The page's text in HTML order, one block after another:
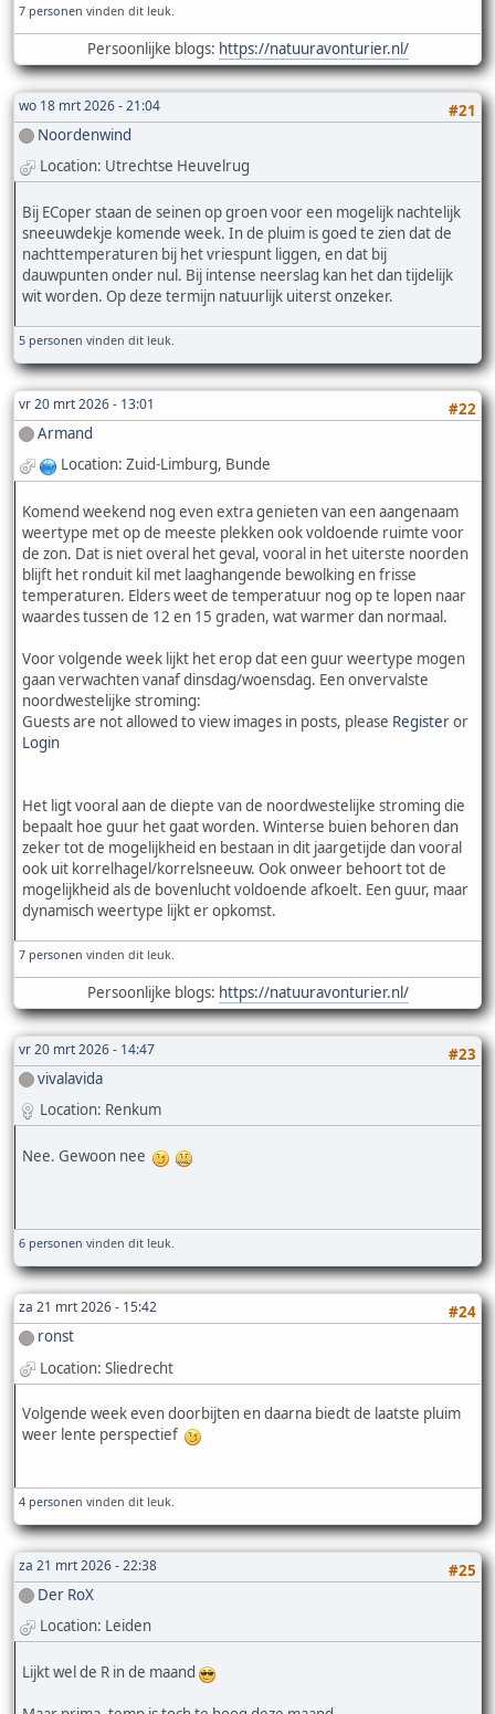
7 personen vinden dit leuk.
Persoonlijke blogs: https://natuuravonturier.nl/
wo 18 mrt 2026 - 21:04
#21
Noordenwind
Location: Utrechtse Heuvelrug
Bij ECoper staan de seinen op groen voor een mogelijk nachtelijk
sneeuwdekje komende week. In de pluim is goed te zien dat de
nachttemperaturen bij het vriespunt liggen, en dat bij
dauwpunten onder nul. Bij intense neerslag kan het dan tijdelijk
wit worden. Op deze termijn natuurlijk uiterst onzeker.
5 personen vinden dit leuk.
vr 20 mrt 2026 - 13:01
#22
Armand
Location: Zuid-Limburg, Bunde
Komend weekend nog even extra genieten van een aangenaam
weertype met op de meeste plekken ook voldoende ruimte voor
de zon. Dat is niet overal het geval, vooral in het uiterste noorden
blijft het ronduit kil met laaghangende bewolking en frisse
temperaturen. Elders weet de temperatuur nog op te lopen naar
waardes tussen de 12 en 15 graden, wat warmer dan normaal.
Voor volgende week lijkt het erop dat een guur weertype mogen
gaan verwachten vanaf dinsdag/woensdag. Een onvervalste
noordwestelijke stroming:
Guests are not allowed to view images in posts, please Registeror
Login
Het ligt vooral aan de diepte van de noordwestelijke stroming die
bepaalt hoe guur het gaat worden. Winterse buien behoren dan
zeker tot de mogelijkheid en bestaan in dit jaargetijde dan vooral
ook uit korrelhagel/korrelsneeuw. Ook onweer behoort tot de
mogelijkheid als de bovenlucht voldoende afkoelt. Een guur, maar
dynamisch weertype lijkt er opkomst.
7 personen vinden dit leuk.
Persoonlijke blogs: https://natuuravonturier.nl/
vr 20 mrt 2026 - 14:47
#23
vivalavida
Location: Renkum
Nee. Gewoon nee
6 personen vinden dit leuk.
za 21 mrt 2026 - 15:42
#24
ronst
Location: Sliedrecht
Volgende week even doorbijten en daarna biedt de laatste pluim
weer lente perspectief
4 personen vinden dit leuk.
za 21 mrt 2026 - 22:38
#25
Der RoX
Location: Leiden
Lijkt wel de R in de maand